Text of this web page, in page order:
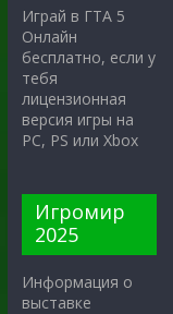
Играй в ГТА 5
Онлайн
бесплатно, если у
тебя
лицензионная
версия игры на
PC, PS или Xbox
Игромир
2025
Информация о
выставке